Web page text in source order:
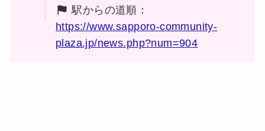
駅からの道順：
https://www.sapporo-community-
plaza.jp/news.php?num=904